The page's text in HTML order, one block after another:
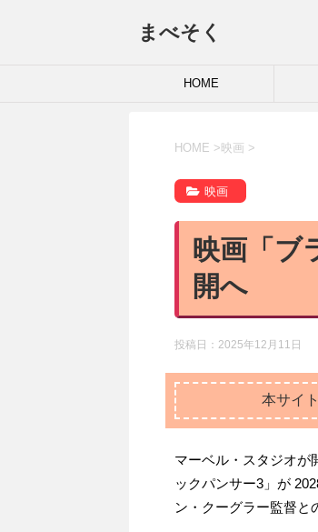
まべそく
HOME
HOME > 映画 >
映画
映画「ブ
開へ
投稿日： 2025年12月11日
本サイ
マーベル・スタジオが
ックパンサー3」が
ン・クーグラー監督と